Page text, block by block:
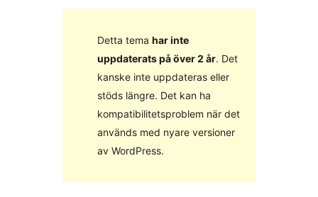
Detta tema har inte
uppdaterats på över 2 år. Det
kanske inte uppdateras eller
stöds längre. Det kan ha
kompatibilitetsproblem när det
används med nyare versioner
av WordPress.